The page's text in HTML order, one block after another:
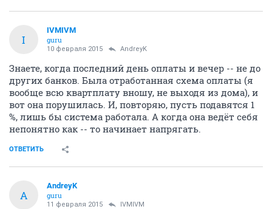
I
IVMIVM
guru
10 февраля 2015 AndreyK
Знаете, когда последний день оплаты и вечер -- не до
других банков. Была отработанная схема оплаты (я
вообще всю квартплату вношу, не выходя из дома), и
вот она порушилась. И, повторяю, пусть подавятся 1
%, лишь бы система работала. А когда она ведёт себя
непонятно как -- то начинает напрягать.
ОТВЕТИТЬ
A
AndreyK
guru
11 февраля 2015 IVMIVM